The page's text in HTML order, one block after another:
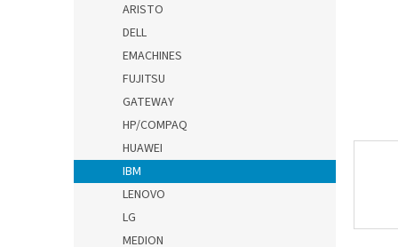
ARISTO
DELL
EMACHINES
FUJITSU
GATEWAY
HP/COMPAQ
HUAWEI
IBM
LENOVO
LG
MEDION